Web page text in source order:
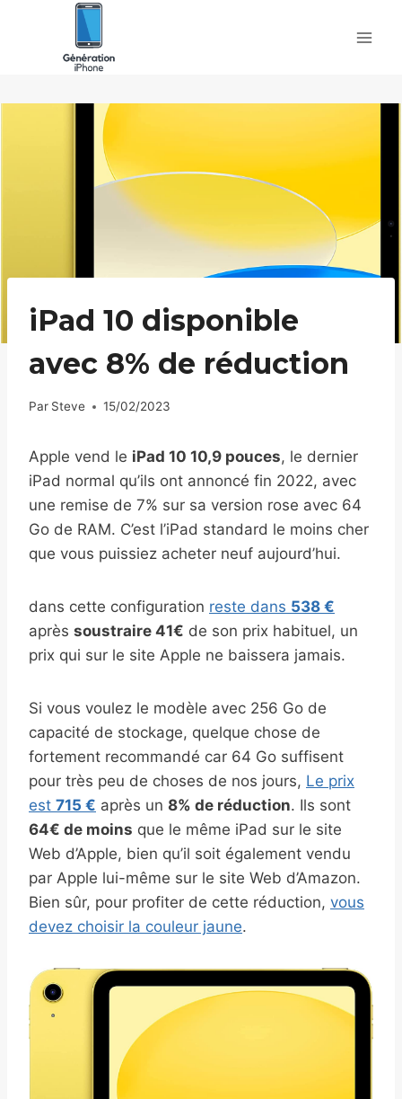
iPad 10 disponible
avec 8% de réduction
Par Steve 15/02/2023
Apple vend le iPad 10 10,9 pouces, le dernier
iPad normal qu’ils ont annoncé fin 2022, avec
une remise de 7% sur sa version rose avec 64
Go de RAM. C’est l’iPad standard le moins cher
que vous puissiez acheter neuf aujourd’hui.
dans cette configuration reste dans 538 €
après soustraire 41€ de son prix habituel, un
prix qui sur le site Apple ne baissera jamais.
Si vous voulez le modèle avec 256 Go de
capacité de stockage, quelque chose de
fortement recommandé car 64 Go suffisent
pour très peu de choses de nos jours, Le prix
est 715 € après un 8% de réduction. Ils sont
64€ de moins que le même iPad sur le site
Web d’Apple, bien qu’il soit également vendu
par Apple lui-même sur le site Web d’Amazon.
Bien sûr, pour profiter de cette réduction, vous
devez choisir la couleur jaune.